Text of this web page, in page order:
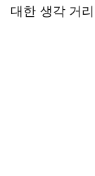
대한 생각 거